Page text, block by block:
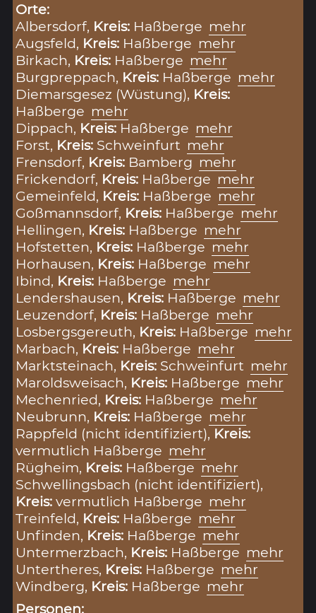
Orte:
Albersdorf, Kreis: Haßberge mehr
Augsfeld, Kreis: Haßberge mehr
Birkach, Kreis: Haßberge mehr
Burgpreppach, Kreis: Haßberge mehr
Diemarsgesez (Wüstung), Kreis:
Haßberge mehr
Dippach, Kreis: Haßberge mehr
Forst, Kreis: Schweinfurt mehr
Frensdorf, Kreis: Bamberg mehr
Frickendorf, Kreis: Haßberge mehr
Gemeinfeld, Kreis: Haßberge mehr
Goßmannsdorf, Kreis: Haßberge mehr
Hellingen, Kreis: Haßberge mehr
Hofstetten, Kreis: Haßberge mehr
Horhausen, Kreis: Haßberge mehr
Ibind, Kreis: Haßberge mehr
Lendershausen, Kreis: Haßberge mehr
Leuzendorf, Kreis: Haßberge mehr
Losbergsgereuth, Kreis: Haßberge mehr
Marbach, Kreis: Haßberge mehr
Marktsteinach, Kreis: Schweinfurt mehr
Maroldsweisach, Kreis: Haßberge mehr
Mechenried, Kreis: Haßberge mehr
Neubrunn, Kreis: Haßberge mehr
Rappfeld (nicht identifiziert), Kreis:
vermutlich Haßberge mehr
Rügheim, Kreis: Haßberge mehr
Schwellingsbach (nicht identifiziert),
Kreis:vermutlich Haßberge mehr
Treinfeld, Kreis: Haßberge mehr
Unfinden, Kreis: Haßberge mehr
Untermerzbach, Kreis: Haßberge mehr
Untertheres, Kreis: Haßberge mehr
Windberg, Kreis: Haßberge mehr
Personen: